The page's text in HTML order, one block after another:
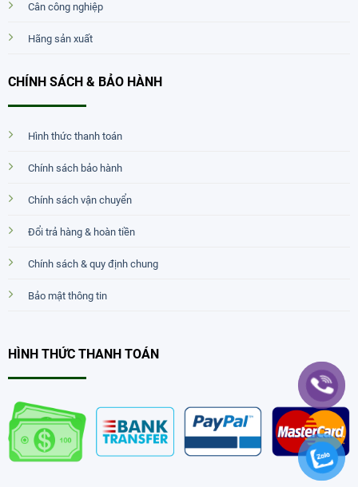
Cân công nghiệp
Hãng sản xuất
CHÍNH SÁCH & BẢO HÀNH
Hình thức thanh toán
Chính sách bảo hành
Chính sách vận chuyển
Đổi trả hàng & hoàn tiền
Chính sách & quy định chung
Bảo mật thông tin
HÌNH THỨC THANH TOÁN